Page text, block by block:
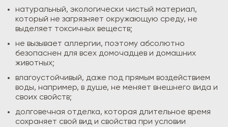
натуральный, экологически чистый материал,
который не загрязняет окружающую среду, не
выделяет токсичных веществ;
не вызывает аллергии, поэтому абсолютно
безопаснен для всех домочадцев и домашних
животных;
влагоустойчивый, даже под прямым воздействием
воды, например, в душе, не меняет внешнего вида и
своих свойств;
долговечная отделка, которая длительное время
сохраняет свой вид и свойства при условии